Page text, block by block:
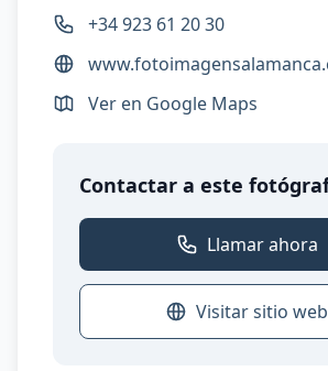
+34 923 61 20 30
Ver en Google Maps
Contactar a este
Llamar ahora
Visitar sitio web